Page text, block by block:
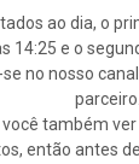
ao dia, o
14:25 e o
no nosso
parceiro.
você também
então antes